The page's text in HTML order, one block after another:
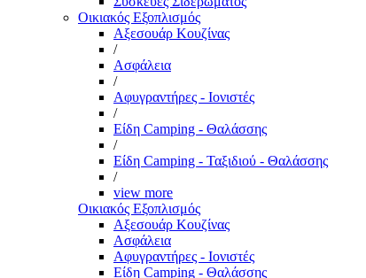
Οικιακός Εξοπλισμός
Αξεσουάρ Κουζίνας
/
Ασφάλεια
/
Αφυγραντήρες - Ιονιστές
/
Είδη Camping - Θαλάσσης
/
Είδη Camping - Ταξιδιού - Θαλάσσης
/
view more
Οικιακός Εξοπλισμός
Αξεσουάρ Κουζίνας
Ασφάλεια
Αφυγραντήρες - Ιονιστές
Είδη Camping - Θαλάσσης